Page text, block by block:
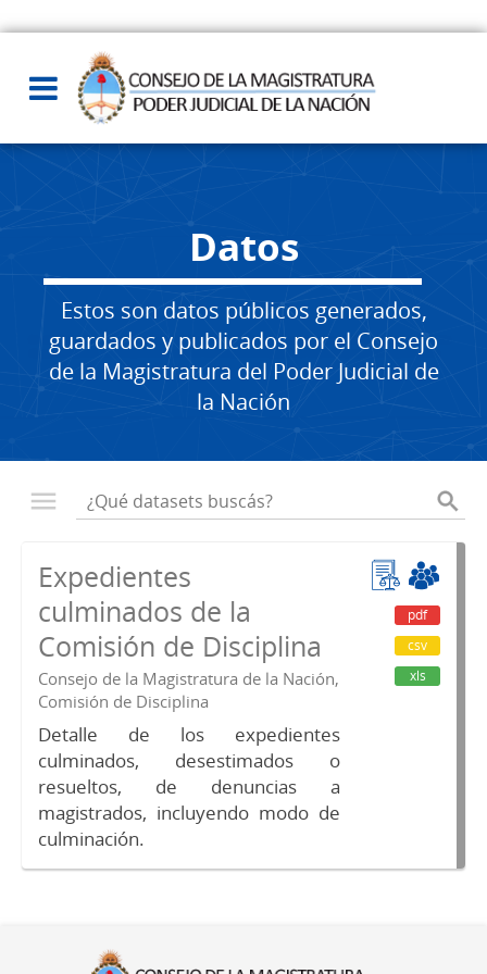
Datos
Estos son datos públicos generados,
guardados y publicados por el Consejo
de la Magistratura del Poder Judicial de
la Nación
Expedientes
culminados de la
Comisión de Disciplina
Consejo de la Magistratura de la Nación,
Comisión de Disciplina
Detalle de los expedientes
culminados, desestimados o
resueltos, de denuncias a
magistrados, incluyendo modo de
culminación.
pdf
csv
xls